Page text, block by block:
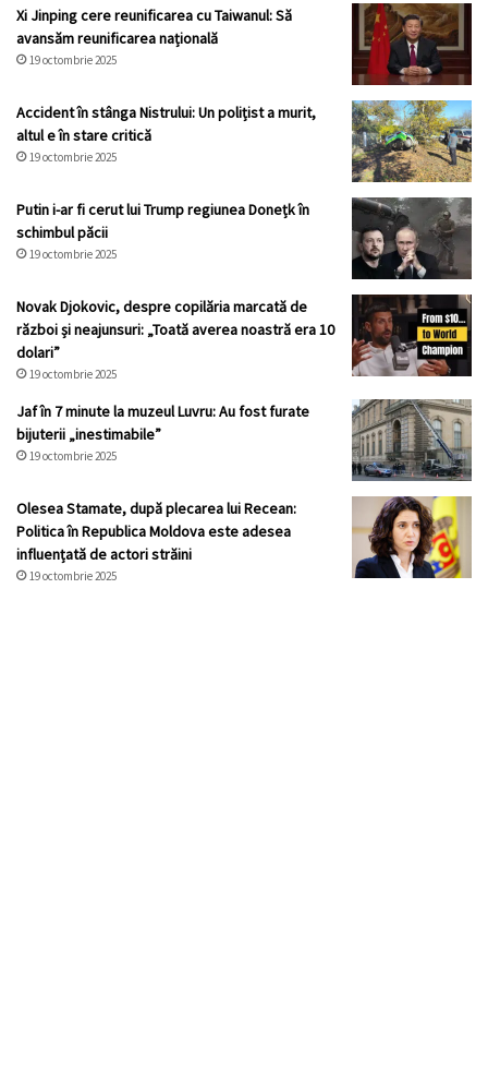
Xi Jinping cere reunificarea cu Taiwanul: Să
avansăm reunificarea națională
19 octombrie 2025
Accident în stânga Nistrului: Un polițist a murit,
altul e în stare critică
19 octombrie 2025
Putin i-ar fi cerut lui Trump regiunea Donețk în
schimbul păcii
19 octombrie 2025
Novak Djokovic, despre copilăria marcată de
război și neajunsuri: „Toată averea noastră era 10
dolari”
19 octombrie 2025
Jaf în 7 minute la muzeul Luvru: Au fost furate
bijuterii „inestimabile”
19 octombrie 2025
Olesea Stamate, după plecarea lui Recean:
Politica în Republica Moldova este adesea
influențată de actori străini
19 octombrie 2025